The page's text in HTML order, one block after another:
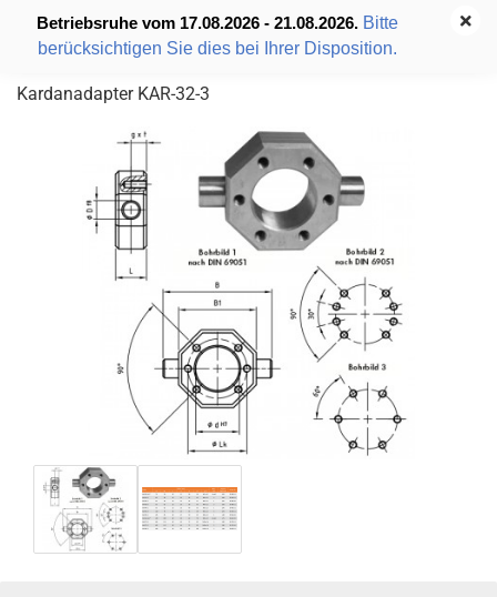
Betriebsruhe vom 17.08.2026 - 21.08.2026. Bitte
berücksichtigen Sie dies bei Ihrer Disposition.
Kardanadapter KAR-32-3